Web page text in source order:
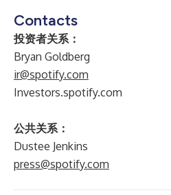
Contacts
投资者关系：
Bryan Goldberg
ir@spotify.com
Investors.spotify.com
公共关系：
Dustee Jenkins
press@spotify.com